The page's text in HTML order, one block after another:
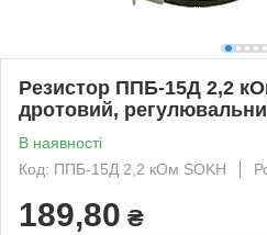
Резистор ППБ-15Д 2,2
дротовий,
В наявності
Код: ППБ-15Д 2,2 кОм SOKH
189,80 ₴